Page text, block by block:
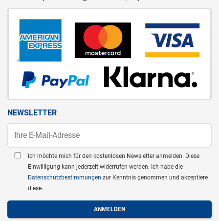
NEWSLETTER
Ich möchte mich für den kostenlosen Newsletter anmelden. Diese
Einwilligung kann jederzeit widerrufen werden. Ich habe die
Datenschutzbestimmungen zur Kenntnis genommen und akzeptiere
diese.